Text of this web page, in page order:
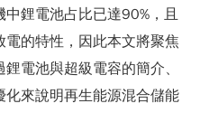
中鋰電池占比已達90%，且
的特性，因此本文將聚焦
電池與超級電容的簡介、
來說明再生能源混合儲能